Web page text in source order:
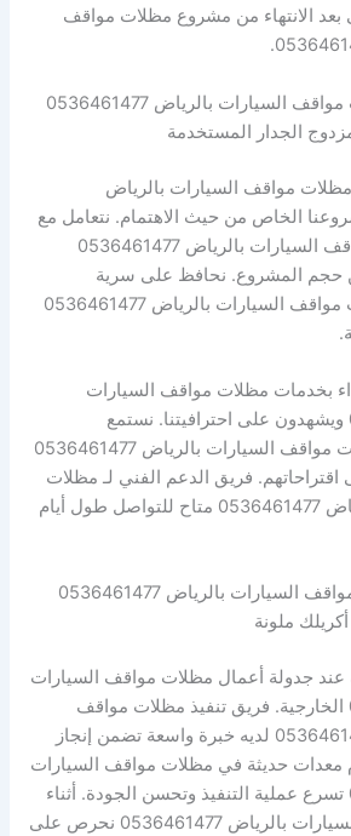
بعد الانتهاء من مشروع مظلات مواقف
آراء عملائنا عن مظلات مواقف السيارات بالرياض 0536461477
الجدار المستخدمة
مواقف السيارات بالرياض
كأنه مشروعنا الخاص من حيث الاهتمام. نتعامل مع
الجميع في مظلات مواقف السيارات بالرياض 0536461477
حجم المشروع. نحافظ على سرية
معلومات عملاء مظلات مواقف السيارات بالرياض 0536461477
بخدمات مظلات مواقف السيارات
بالرياض 0536461477 ويشهدون على احترافيتنا. نستمع
لملاحظات عملاء مظلات مواقف السيارات بالرياض 0536461477
اقتراحاتهم. فريق الدعم الفني لـ مظلات
مواقف السيارات بالرياض 0536461477 متاح للتواصل طول أيام
خطوات تنفيذ مظلات مواقف السيارات بالرياض 0536461477
ملونة
عند جدولة أعمال مظلات مواقف السيارات
بالرياض 0536461477 الخارجية. فريق تنفيذ مظلات مواقف
السيارات بالرياض 0536461477 لديه خبرة واسعة تضمن إنجاز
معدات حديثة في مظلات مواقف السيارات
بالرياض 0536461477 تسرع عملية التنفيذ وتحسن الجودة. أثناء
تنفيذ مظلات مواقف السيارات بالرياض 0536461477 نحرص على